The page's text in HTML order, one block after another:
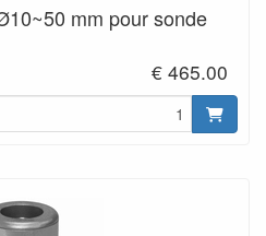
mm pour sonde
€ 465.00